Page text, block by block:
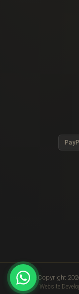
Copyright
Website